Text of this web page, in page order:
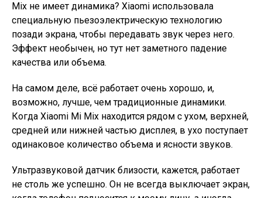
Mix не имеет динамика? Xiaomi использовала
специальную пьезоэлектрическую технологию
позади экрана, чтобы передавать звук через него.
Эффект необычен, но тут нет заметного падение
качества или объема.
На самом деле, всё работает очень хорошо, и,
возможно, лучше, чем традиционные динамики.
Когда Xiaomi Mi Mix находится рядом с ухом, верхней,
средней или нижней частью дисплея, в ухо поступает
одинаковое количество объема и ясности звуков.
Ультразвуковой датчик близости, кажется, работает
не столь же успешно. Он не всегда выключает экран,